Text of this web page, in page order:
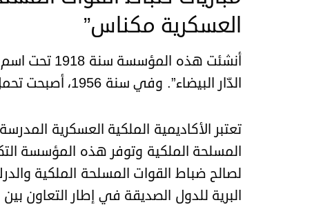
العسكرية مكناس”
أنشئت هذه
الدّار البيضاء”. وفي سنة 1956، أصبحت تحمل اسم
تعتبر الأكاديمية الملكية العسكرية
المسلحة الملكية وتوفر هذه المؤسسة
لصالح ضباط القوات المسلحة الملكية
البرية للدول الصديقة في إطار التعاون